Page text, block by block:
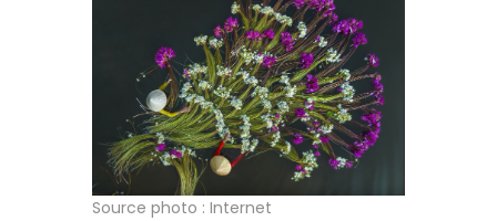
Source photo : Internet